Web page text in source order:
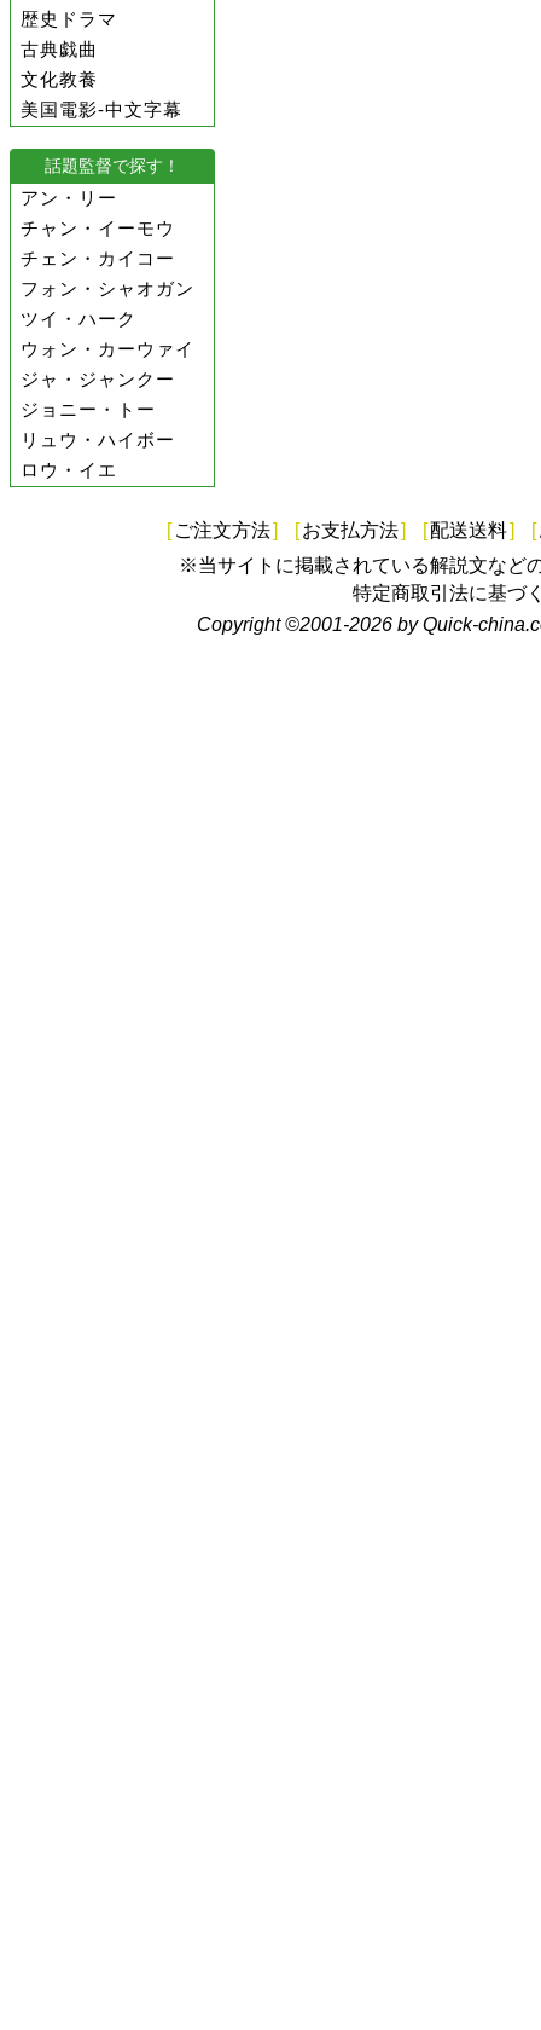
歴史ドラマ
古典戯曲
文化教養
美国電影-中文字幕
話題監督で探す！
アン・リー
チャン・イーモウ
チェン・カイコー
フォン・シャオガン
ツイ・ハーク
ウォン・カーウァイ
ジャ・ジャンクー
ジョニー・トー
リュウ・ハイボー
ロウ・イエ
[ ご注文方法] [お支払方法] [配送送料] [
※当サイトに掲載されている解説文など
特定商取引法に基づ
Copyright ©2001-2026 by Quick-